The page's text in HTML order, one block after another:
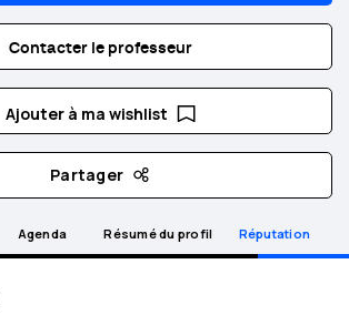
Contacter le professeur
Ajouter à ma wishlist
Partager
Agenda Résumé du profil Réputation